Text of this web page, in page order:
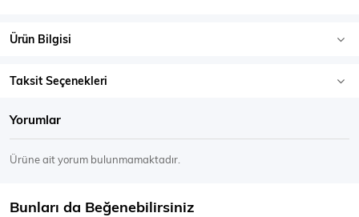
Ürün Bilgisi
Taksit Seçenekleri
Yorumlar
Ürüne ait yorum bulunmamaktadır.
Bunları da Beğenebilirsiniz